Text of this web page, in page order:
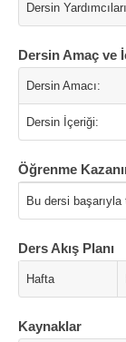
Dersin
Dersin Amaç ve
Dersin Amacı:
Dersin İçeriği:
Öğrenme
Bu dersi
Ders Akış Planı
Hafta
Kaynaklar